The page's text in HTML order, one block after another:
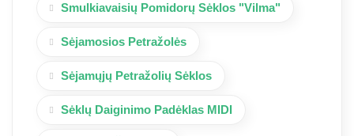
Smulkiavaisių Pomidorų Sėklos "Vilma"
Sėjamosios Petražolės
Sėjamųjų Petražolių Sėklos
Sėklų Daiginimo Padėklas MIDI